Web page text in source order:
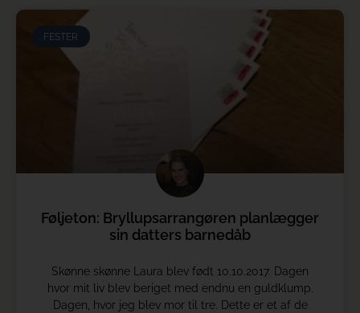
FESTER
Føljeton: Bryllupsarrangøren planlægger
sin datters barnedåb
Skønne skønne Laura blev født 10.10.2017. Dagen
hvor mit liv blev beriget med endnu en guldklump.
Dagen, hvor jeg blev mor til tre. Dette er et af de